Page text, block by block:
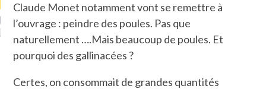
ATTACHÉS À LA
DE L’AMBASSADE
À PARIS. POURQUOI
? POUR QUI ?
UN GRONDIN FOURRÉ AUX
CHAMPIGNONS ET AUX
LARDONS DANS LA HALLE
DE DAX. ET POURQUOI PAS
Claude Monet notamment vont se remettre à
l’ouvrage : peindre des poules. Pas que
naturellement ….Mais beaucoup de poules. Et
pourquoi des gallinacées ?
Certes, on consommait de grandes quantités